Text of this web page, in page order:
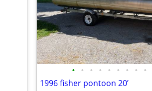
• • • • • • • • •
1996 fisher pontoon 20’